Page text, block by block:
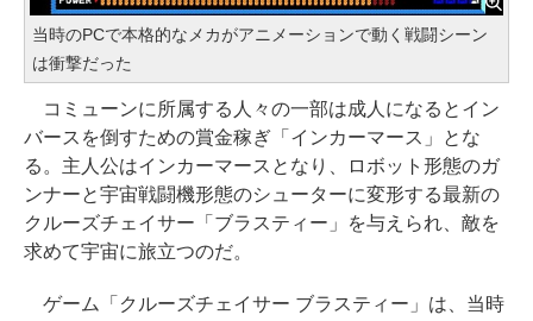
当時のPCで本格的なメカがアニメーションで動く戦闘シーン
は衝撃だった
コミューンに所属する人々の一部は成人になるとイン
バースを倒すための賞金稼ぎ「インカーマース」とな
る。主人公はインカーマースとなり、ロボット形態のガ
ンナーと宇宙戦闘機形態のシューターに変形する最新の
クルーズチェイサー「ブラスティー」を与えられ、敵を
求めて宇宙に旅立つのだ。
ゲーム「クルーズチェイサー ブラスティー」は、当時